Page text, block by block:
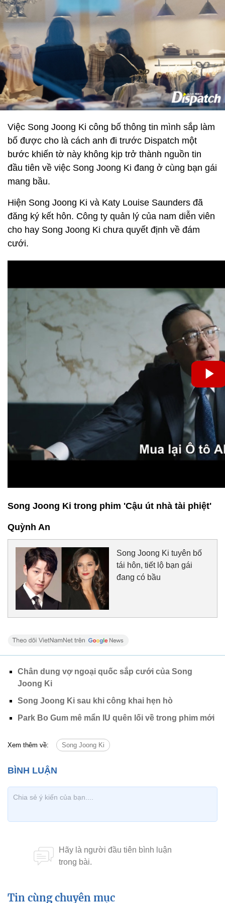
Việc Song Joong Ki công bố thông tin mình sắp làm
bố được cho là cách anh đi trước Dispatch một
bước khiến tờ này không kịp trở thành nguồn tin
đầu tiên về việc Song Joong Ki đang ở cùng bạn gái
mang bầu.
Hiện Song Joong Ki và Katy Louise Saunders đã
đăng ký kết hôn. Công ty quản lý của nam diễn viên
cho hay Song Joong Ki chưa quyết định về đám
cưới.
Song Joong Ki trong phim 'Cậu út nhà tài phiệt'
Quỳnh An
Song Joong Ki tuyên bố
tái hôn, tiết lộ bạn gái
đang có bầu
Chân dung vợ ngoại quốc sắp cưới của Song
Joong Ki
Song Joong Ki sau khi công khai hẹn hò
Park Bo Gum mê mẩn IU quên lối về trong phim mới
Xem thêm về: Song Joong Ki
Tin cùng chuyên mục